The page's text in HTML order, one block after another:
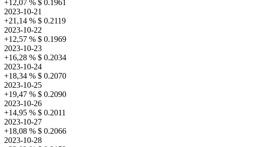
+12,07 % $ 0.1961
2023-10-21
+21,14 % $ 0.2119
2023-10-22
+12,57 % $ 0.1969
2023-10-23
+16,28 % $ 0.2034
2023-10-24
+18,34 % $ 0.2070
2023-10-25
+19,47 % $ 0.2090
2023-10-26
+14,95 % $ 0.2011
2023-10-27
+18,08 % $ 0.2066
2023-10-28